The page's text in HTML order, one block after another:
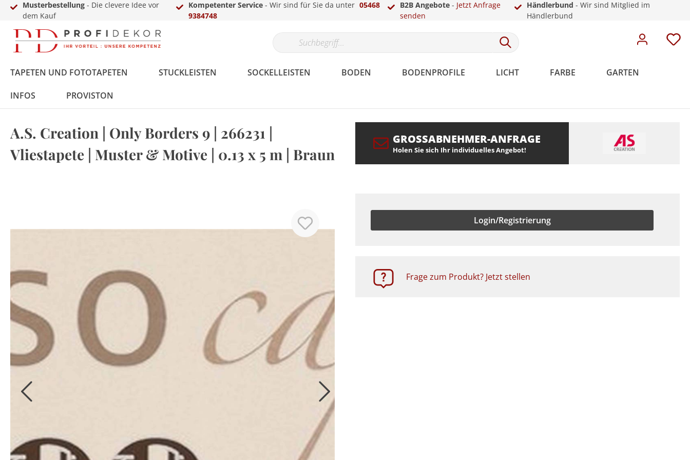
Musterbestellung - Die clevere Idee vor
dem Kauf
Kompetenter Service - Wir sind für Sie da unter 05468
9384748
B2B Angebote- Jetzt Anfrage
senden
Händlerbund - Wir sind Mitglied im
Händlerbund
TAPETEN UND FOTOTAPETEN STUCKLEISTEN SOCKELLEISTEN BODEN BODENPROFILE LICHT FARBE GARTEN
INFOS PROVISTON
Fototapeten Überstreichbar
Meistervlies
Meistervlies Pro
Meistervlies Creativ
Meistervlies Pure
Malervlies
Kollektionsbücher
Styropor Polyurethan Fassade Rosetten Dekoration
MDF Massivholz Echtholzfunier
Berliner /
Weiße Sockelleisten Kunststoff
Vinyl Laminat Teppich
Übergangs- &
Ausgleichsprofile
Einschub-, Einfass- &
Abschlussprofile
Laminat-, Vinyl- &
Parkettprofile
Treppenkantenprofile
LED-Sets Aluprofile LED Sockelleisten LED Stuckleisten
Innenfarbe Außenfarbe
Zierkies Terassendielen
Zubehör Gewerbekundenanfrage
A.S. Creation | Only Borders 9 | 266231 |
Vliestapete | Muster & Motive | 0.13 x 5 m | Braun
GROSSABNEHMER-ANFRAGE
Holen Sie sich Ihr individuelles Angebot!
Login/Registrierung
Frage zum Produkt? Jetzt stellen